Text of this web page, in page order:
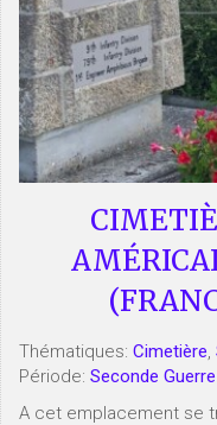
Thématiques: Cimetière,
Période: Seconde
A cet emplacement se